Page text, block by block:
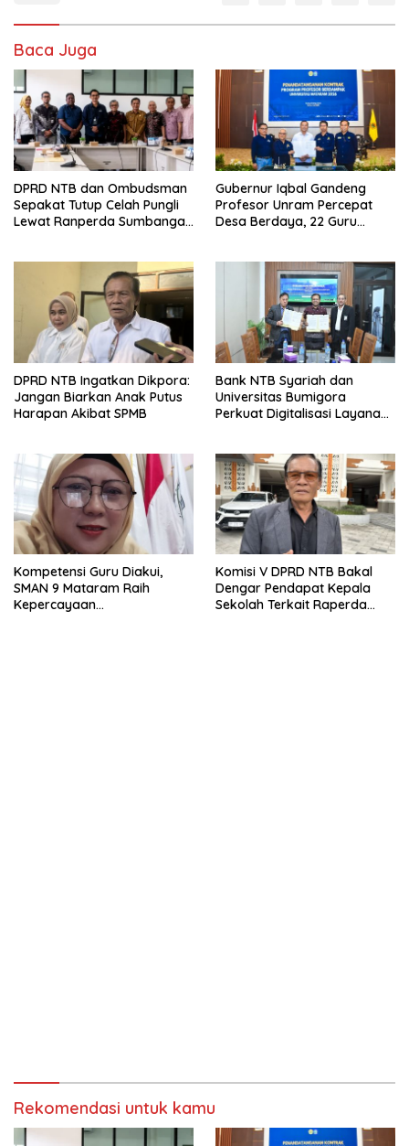
Baca Juga
DPRD NTB dan Ombudsman
Sepakat Tutup Celah Pungli
Lewat Ranperda Sumbangan
Gubernur Iqbal Gandeng
Profesor Unram Percepat
Desa Berdaya, 22 Guru
DPRD NTB Ingatkan Dikpora:
Jangan Biarkan Anak Putus
Harapan Akibat SPMB
Bank NTB Syariah dan
Universitas Bumigora
Perkuat Digitalisasi Layanan
Kompetensi Guru Diakui,
SMAN 9 Mataram Raih
Kepercayaan
Komisi V DPRD NTB Bakal
Dengar Pendapat Kepala
Sekolah Terkait Raperda
Rekomendasi untuk kamu